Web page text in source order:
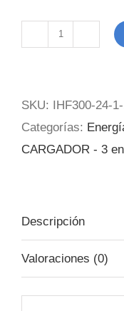
Inversor
Onda
Pura
1000w
SKU: IHF300-24-
Categorías:
CARGADOR - 3
Descripción
Valoraciones (0)